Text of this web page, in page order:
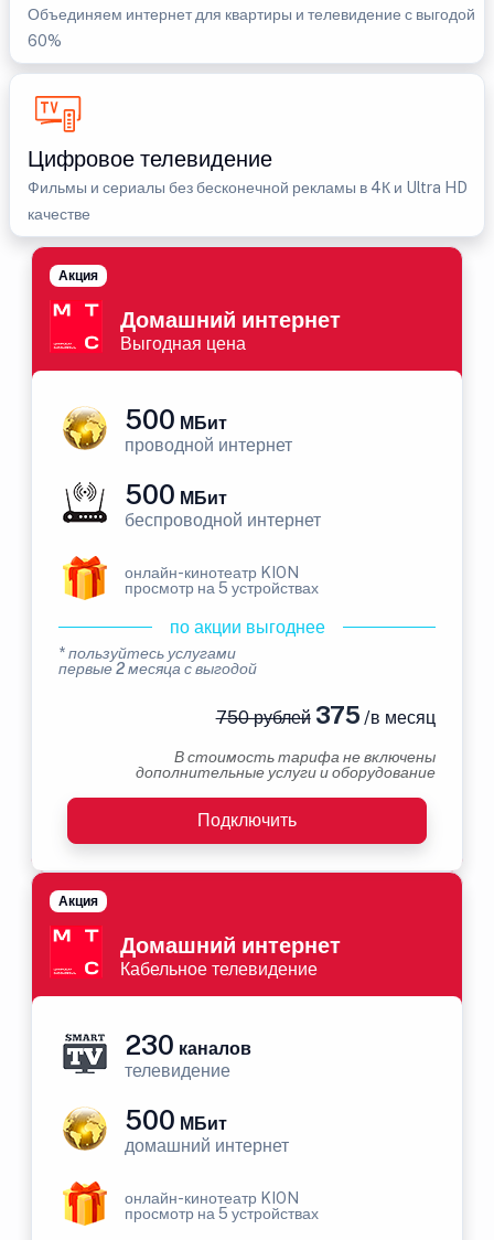
Объединяем интернет для квартиры и телевидение с выгодой
60%
Цифровое телевидение
Фильмы и сериалы без бесконечной рекламы в 4К и Ultra HD
качестве
Домашний интернет
Выгодная цена
Акция
500 МБит
проводной интернет
500 МБит
беспроводной интернет
онлайн-кинотеатр KION
просмотр на 5 устройствах
по акции выгоднее
* пользуйтесь услугами
первые 2 месяца с выгодой
750 рублей375 /в месяц
В стоимость тарифа не включены
дополнительные услуги и оборудование
Подключить
Домашний интернет
Кабельное телевидение
Акция
230 каналов
телевидение
500 МБит
домашний интернет
онлайн-кинотеатр KION
просмотр на 5 устройствах